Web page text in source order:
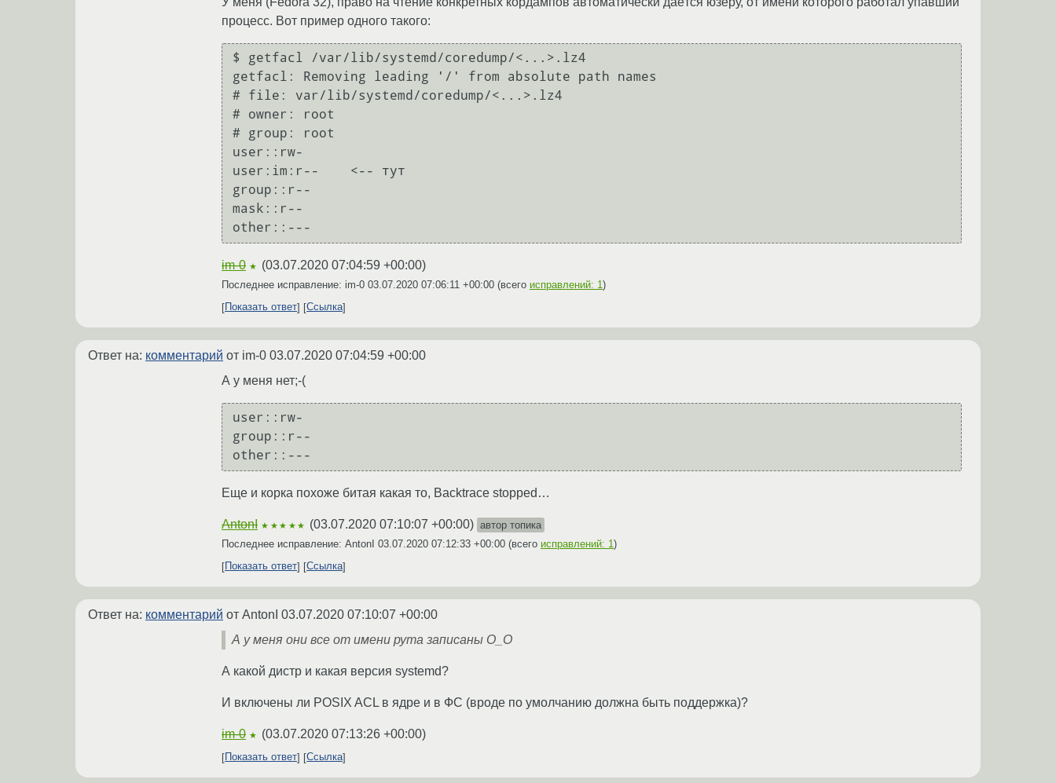
процесс. Вот пример одного такого:
$ getfacl /var/lib/systemd/coredump/<...>.lz4
getfacl: Removing leading '/' from absolute path names
# file: var/lib/systemd/coredump/<...>.lz4
# owner: root
# group: root
user::rw-
user:im:r--    <-- тут
group::r--
mask::r--
im-0 ★ (03.07.2020 07:04:59 +00:00)
Последнее исправление: im-0 03.07.2020 07:06:11 +00:00 (всего исправлений: 1 )
Показать ответ
Ссылка
Ответ на: комментарий от im-0 03.07.2020 07:04:59 +00:00
А у меня нет;-(
user::rw-
group::r--
Еще и корка похоже битая какая то, Backtrace stopped…
AntonI ★★★★★ (03.07.2020 07:10:07 +00:00) автор топика
Последнее исправление: AntonI 03.07.2020 07:12:33 +00:00 (всего исправлений: 1 )
Показать ответ
Ссылка
Ответ на: комментарий от AntonI 03.07.2020 07:10:07 +00:00
А у меня они все от имени рута записаны О_О
А какой дистр и какая версия systemd?
И включены ли POSIX ACL в ядре и в ФС (вроде по умолчанию должна быть поддержка)?
im-0 ★ (03.07.2020 07:13:26 +00:00)
Показать ответ Ссылка